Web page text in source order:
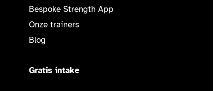
Bespoke Strength App
Onze trainers
Blog
Gratis intake